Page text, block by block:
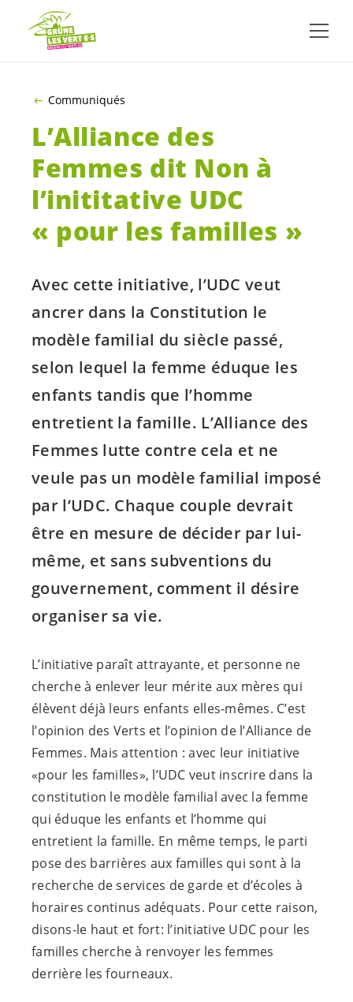
ALLER AU CONTENU PRINCIPAL
Communiqués
L’Alliance des
Femmes dit Non à
l’inititative UDC
« pour les familles »
Avec cette initiative, l’UDC veut
ancrer dans la Constitution le
modèle familial du siècle passé,
selon lequel la femme éduque les
enfants tandis que l’homme
entretient la famille. L’Alliance des
Femmes lutte contre cela et ne
veule pas un modèle familial imposé
par l’UDC. Chaque couple devrait
être en mesure de décider par lui-
même, et sans subventions du
gouvernement, comment il désire
organiser sa vie.
L’initiative paraît attrayante, et personne ne
cherche à enlever leur mérite aux mères qui
élèvent déjà leurs enfants elles-mêmes. C’est
l’opinion des Verts et l’opinion de l’Alliance de
Femmes. Mais attention : avec leur initiative
«pour les familles», l’UDC veut inscrire dans la
constitution le modèle familial avec la femme
qui éduque les enfants et l’homme qui
entretient la famille. En même temps, le parti
pose des barrières aux familles qui sont à la
recherche de services de garde et d’écoles à
horaires continus adéquats. Pour cette raison,
disons-le haut et fort: l’initiative UDC pour les
familles cherche à renvoyer les femmes
derrière les fourneaux.